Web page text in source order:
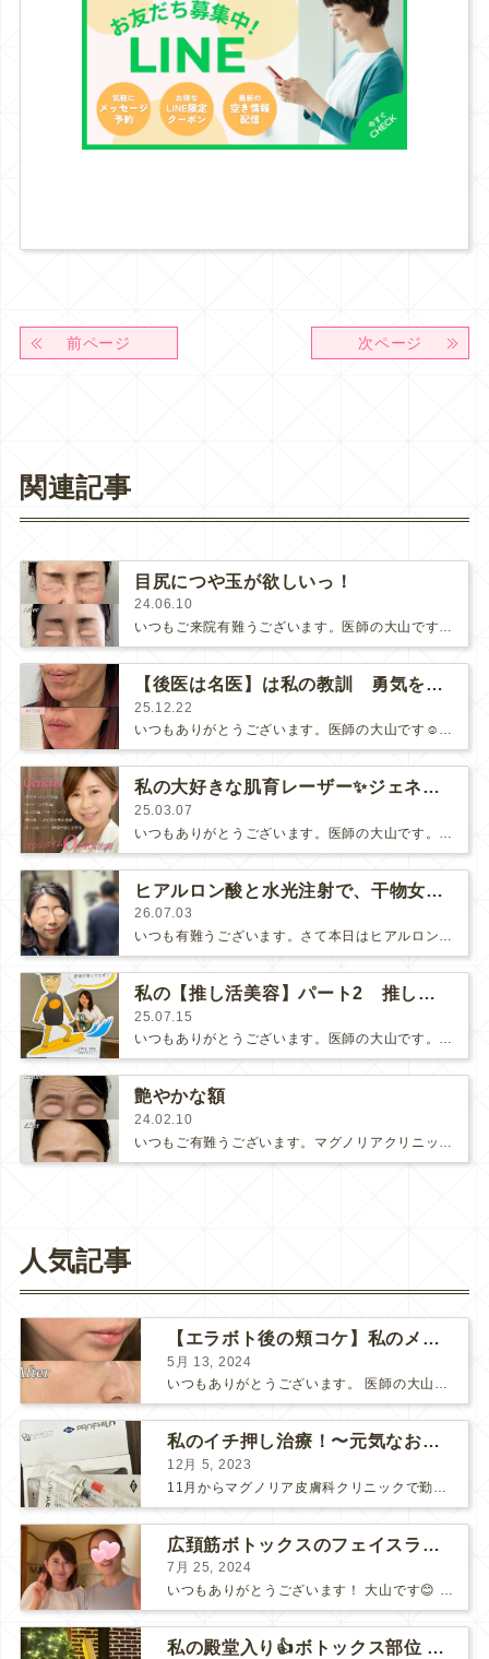
前ページ 次ページ
関連記事
目尻につや玉が欲しいっ！
24.06.10
いつもご来院有難うございます。医師の大山です😊こちらは担当させて頂いた「目尻BOTOX」の40代の患者さまの経過のお写真⇩も…
【後医は名医】は私の教訓 勇気を出してヒアルロニダーゼ！
25.12.22
いつもありがとうございます。医師の大山です☺️突然ですが、私は医師になった時、父に「後医は名医」だ。忘れるな。と言われ、日々頭…
私の大好きな肌育レーザー✨ジェネシス 〜3月キャンペーン〜
25.03.07
ヒアルロン酸と水光注射で、干物女から鮮魚女へ。 おまかせ治療第2弾✨
26.07.03
いつも有難うございます。さて本日はヒアルロン酸で通って頂いております患者様の経過のお写真をご紹介させて下さい。お子様の入学式を控…
私の【推し活美容】パート2 推し活を共に楽しみましょう！
25.07.15
いつもありがとうございます。医師の大山です。7月上旬の良き日、待ちに待った私の推し韓流俳優💕【ヨン・ウジンさんと過ごす1泊2日…
艶やかな額
24.02.10
人気記事
【エラボト後の頬コケ】私のメンテナンス治療
5月 13, 2024
いつもありがとうございます。 医師の大山です。 最近の「自分治療」についてご報告させてください♪ エラボトックス＋ヒアルロン酸注射 まずはエラのBOTOX注射です。 メインは、機能的...
私のイチ押し治療！〜元気なお肌を育ててくれるプロファイロ〜
12月 5, 2023
広頚筋ボトックスのフェイスラインへの威力！✨
7月 25, 2024
いつもありがとうございます！ 大山です😊 既に夏かと思っていたら、梅雨か？？？ ん？あっという間に梅雨明けニュースという… 今私は、日本の四季のどのあたりにいるのか😅右往左往していたこの頃でし...
私の殿堂入り👍ボトックス部位 〜忘れ鼻を目指したい！小鼻ボト〜